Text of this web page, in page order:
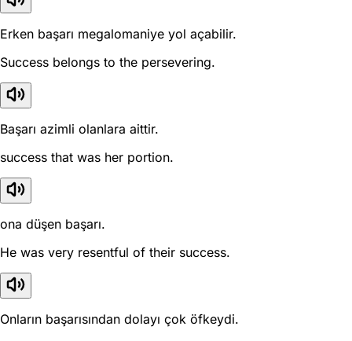
Erken başarı megalomaniye yol açabilir.
Success belongs to the persevering.
Başarı azimli olanlara aittir.
success that was her portion.
ona düşen başarı.
He was very resentful of their success.
Onların başarısından dolayı çok öfkeydi.